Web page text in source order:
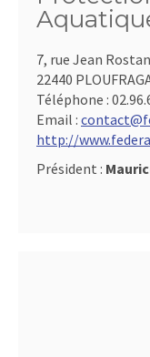
7, rue Jean
22440
Téléphone :
Email :
http://
Président :